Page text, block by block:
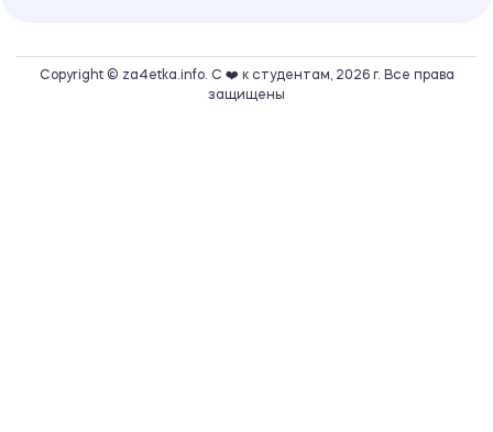
Copyright © za4etka.info. С ❤️ к студентам, 2026 г. Все права
защищены